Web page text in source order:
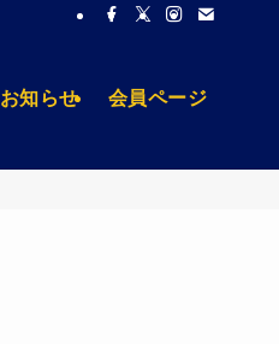
お知らせ 会員ページ